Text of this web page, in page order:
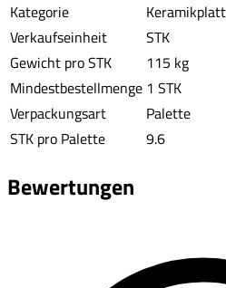
Kategorie
Verkaufseinheit
STK
Gewicht pro STK
115 kg
Mindestbestellmenge 1 STK
Verpackungsart
Palette
STK pro Palette
9.6
Bewertungen